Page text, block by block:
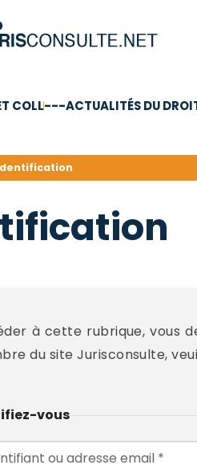
COLL---ACTUALITÉS DU
à cette rubrique, vous
du site Jurisconsulte,
vous